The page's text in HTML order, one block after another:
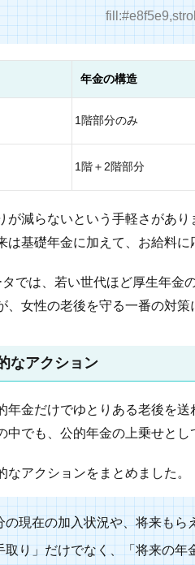
年金の構造
1階部分のみ
1階＋2階部分
減らないという手軽さがあ
は基礎年金に加えて、お給料
タでは、若い世代ほど厚生年
、女性の老後を守る一番の対
なアクション
金だけでゆとりある老後を送
中でも、公的年金の上乗せと
アクションをまとめました。
の現在の加入状況や、将来もら
取り」だけでなく、「将来の